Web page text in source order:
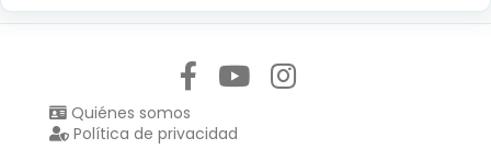
Quiénes somos
Política de privacidad